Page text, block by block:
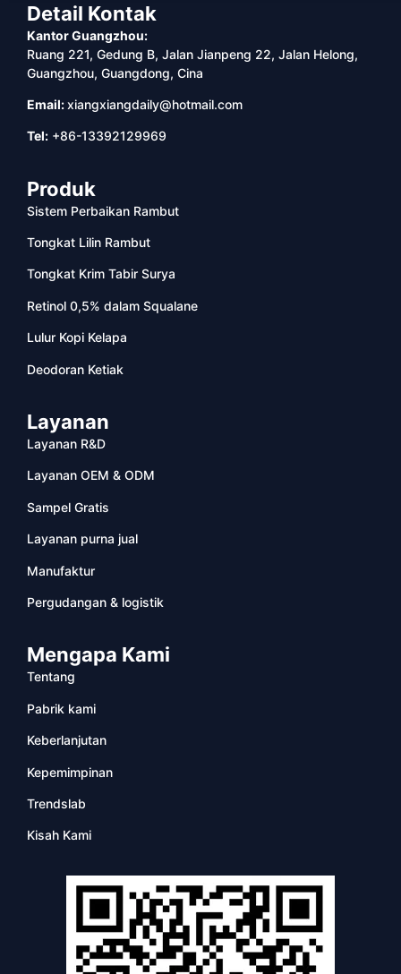
Detail Kontak
Kantor Guangzhou:
Ruang 221, Gedung B, Jalan Jianpeng 22, Jalan Helong,
Guangzhou, Guangdong, Cina
Email:xiangxiangdaily@hotmail.com
Tel: +86-13392129969
Produk
Sistem Perbaikan Rambut
Tongkat Lilin Rambut
Tongkat Krim Tabir Surya
Retinol 0,5% dalam Squalane
Lulur Kopi Kelapa
Deodoran Ketiak
Layanan
Layanan R&D
Layanan OEM & ODM
Sampel Gratis
Layanan purna jual
Manufaktur
Pergudangan & logistik
Mengapa Kami
Tentang
Pabrik kami
Keberlanjutan
Kepemimpinan
Trendslab
Kisah Kami